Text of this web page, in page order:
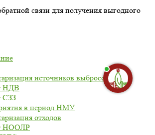
связи для получения выгодного
источников выбросов
НДВ
СЗЗ
в период НМУ
отходов
НООЛР